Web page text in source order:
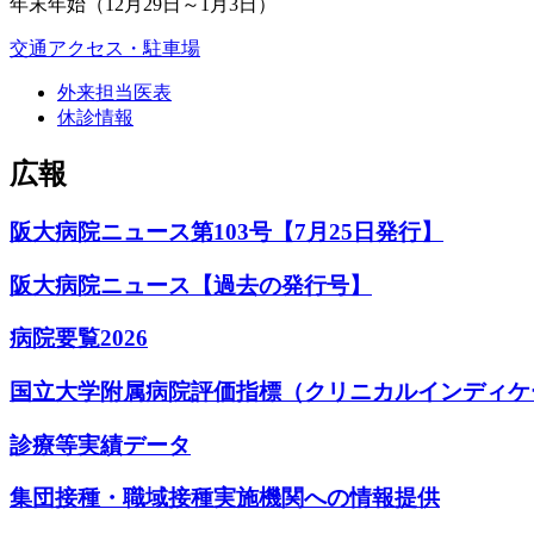
年末年始（12月29日～1月3日）
交通アクセス・駐車場
外来担当医表
休診情報
広報
阪大病院ニュース第103号【7月25日発行】
阪大病院ニュース【過去の発行号】
病院要覧2026
国立大学附属病院評価指標（クリニカルインディ
診療等実績データ
集団接種・職域接種実施機関への情報提供